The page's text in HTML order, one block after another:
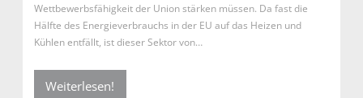
Wettbewerbsfähigkeit der Union stärken müssen. Da fast die
Hälfte des Energieverbrauchs in der EU auf das Heizen und
Kühlen entfällt, ist dieser Sektor von…
Weiterlesen!